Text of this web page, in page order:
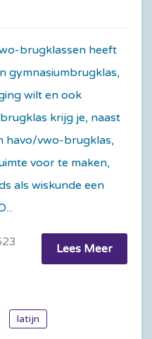
brugklassen heeft
gymnasiumbrugklas,
wilt en ook
krijg je, naast
havo/vwo-brugklas,
voor te maken,
als wiskunde een
Lees Meer
latijn